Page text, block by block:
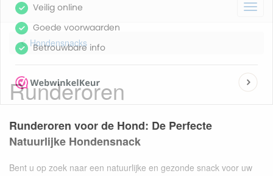
Menu
Hondensnacks
Runderoren
Runderoren voor de Hond: De Perfecte
Natuurlijke Hondensnack
Bent u op zoek naar een natuurlijke en gezonde snack voor uw